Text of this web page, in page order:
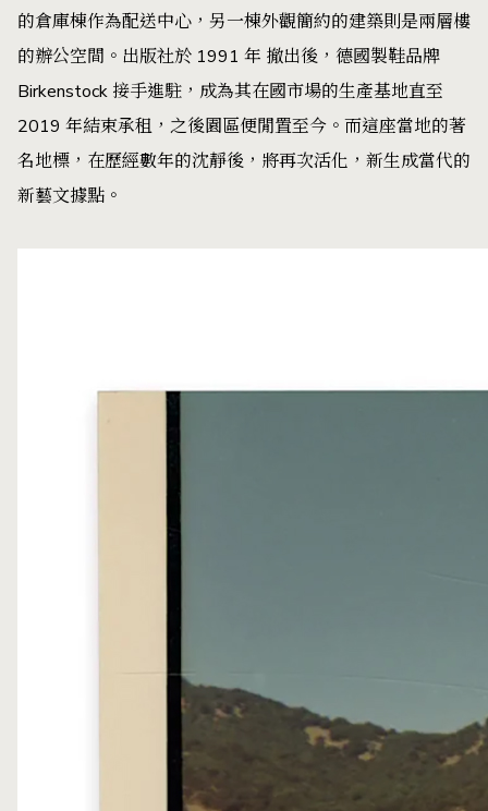
的倉庫棟作為配送中心，另一棟外觀簡約的建築則是兩層樓
的辦公空間。出版社於 1991 年 撤出後，德國製鞋品牌
Birkenstock 接手進駐，成為其在國市場的生產基地直至
2019 年結束承租，之後園區便閒置至今。而這座當地的著
名地標，在歷經數年的沈靜後，將再次活化，新生成當代的
新藝文據點。